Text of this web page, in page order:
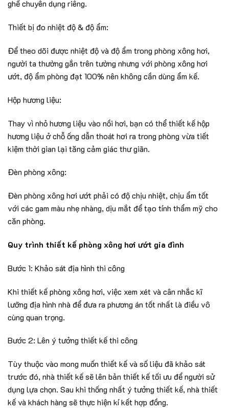
ghế chuyên dụng riêng.
Thiết bị đo nhiệt độ & độ ẩm:
Để theo dõi được nhiệt độ và độ ẩm trong phòng xông hơi,
người ta thường gắn trên tường nhưng với phòng xông hơi
ướt, độ ẩm phòng đạt 100% nên không cần dùng ẩm kế.
Hộp hương liệu:
Thay vì nhỏ hương liệu vào nồi hơi, bạn có thể thiết kế hộp
hương liệu ở chỗ ống dẫn thoát hơi ra trong phòng vừa tiết
kiệm thời gian lại tăng cảm giác thư giãn.
Đèn phòng xông:
Đèn phòng xông hơi ướt phải có độ chịu nhiệt, chịu ẩm tốt
với các gam màu nhẹ nhàng, dịu mắt để tạo tính thẩm mỹ cho
căn phòng.
Quy trình thiết kế phòng xông hơi ướt gia đình
Bước 1: Khảo sát địa hình thi công
Khi thiết kế phòng xông hơi, việc xem xét và cân nhắc kĩ
lưỡng địa hình nhà để đưa ra phương án tốt nhất là điều vô
cùng quan trọng.
Bước 2: Lên ý tưởng thiết kế thi công
Tùy thuộc vào mong muốn thiết kế và số liệu đã khảo sát
trước đó, nhà thiết kế sẽ lên bản thiết kế tối ưu để người sử
dụng lựa chọn. Sau khi thống nhất ý tưởng thiết kế, nhà thiết
kế và khách hàng sẽ thực hiện kí kết hợp đồng.